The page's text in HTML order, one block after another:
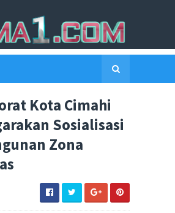
Kota Cimahi
Sosialisasi
Zona